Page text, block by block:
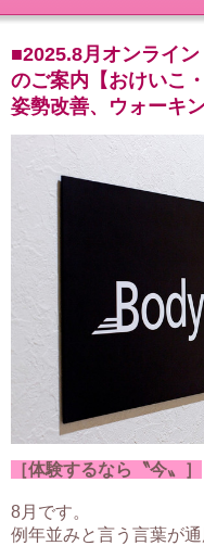
■2025.8月オンライ
のご案内【おけいこ
姿勢改善、ウォーキ
［体験するなら〝今〟］
8月です。
例年並みと言う言葉が